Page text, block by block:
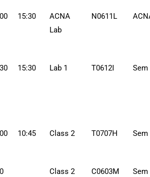
15:30
ACNA
Lab
N0611L
15:30 Lab 1 T0612I Sem
10:45 Class 2 T0707H Sem
Class 2 C0603M Sem